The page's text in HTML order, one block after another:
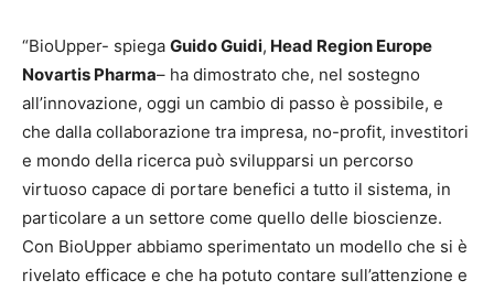
“BioUpper- spiega Guido Guidi, Head Region Europe
Novartis Pharma– ha dimostrato che, nel sostegno
all’innovazione, oggi un cambio di passo è possibile, e
che dalla collaborazione tra impresa, no-profit, investitori
e mondo della ricerca può svilupparsi un percorso
virtuoso capace di portare benefici a tutto il sistema, in
particolare a un settore come quello delle bioscienze.
Con BioUpper abbiamo sperimentato un modello che si è
rivelato efficace e che ha potuto contare sull’attenzione e